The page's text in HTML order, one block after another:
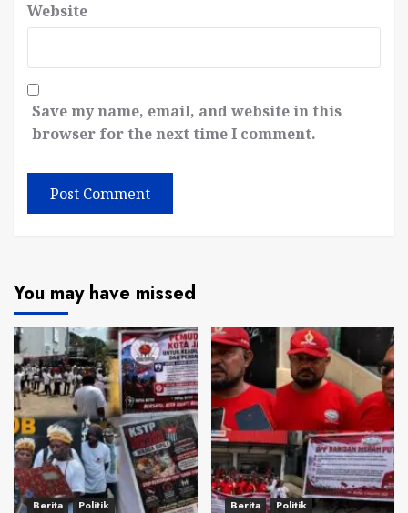
Website
Save my name, email, and website in this
browser for the next time I comment.
You may have missed
Berita Politik Berita Politik